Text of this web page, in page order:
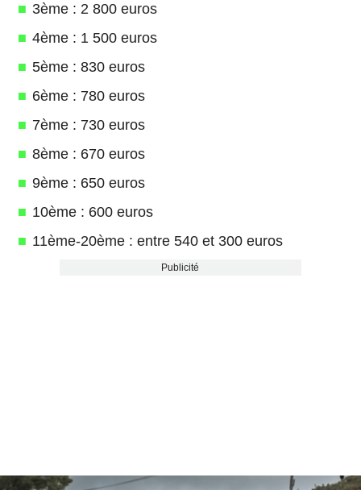
3ème : 2 800 euros
4ème : 1 500 euros
5ème : 830 euros
6ème : 780 euros
7ème : 730 euros
8ème : 670 euros
9ème : 650 euros
10ème : 600 euros
11ème-20ème : entre 540 et 300 euros
Publicité